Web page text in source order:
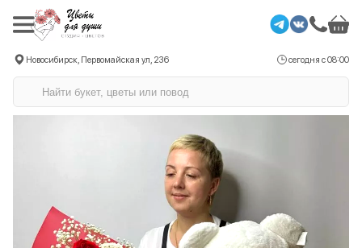
Новосибирск, Первомайская ул, 236 сегодня с 08:00